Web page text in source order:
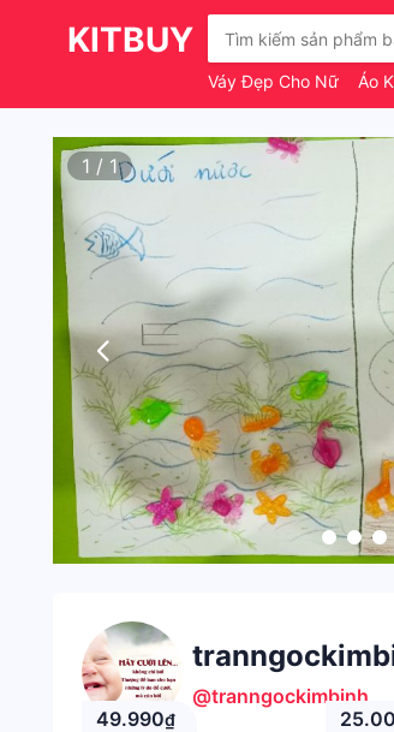
KITBUY
Váy Đẹp Cho Nữ Áo
1 / 1
@tranngockimbinh
49.990₫